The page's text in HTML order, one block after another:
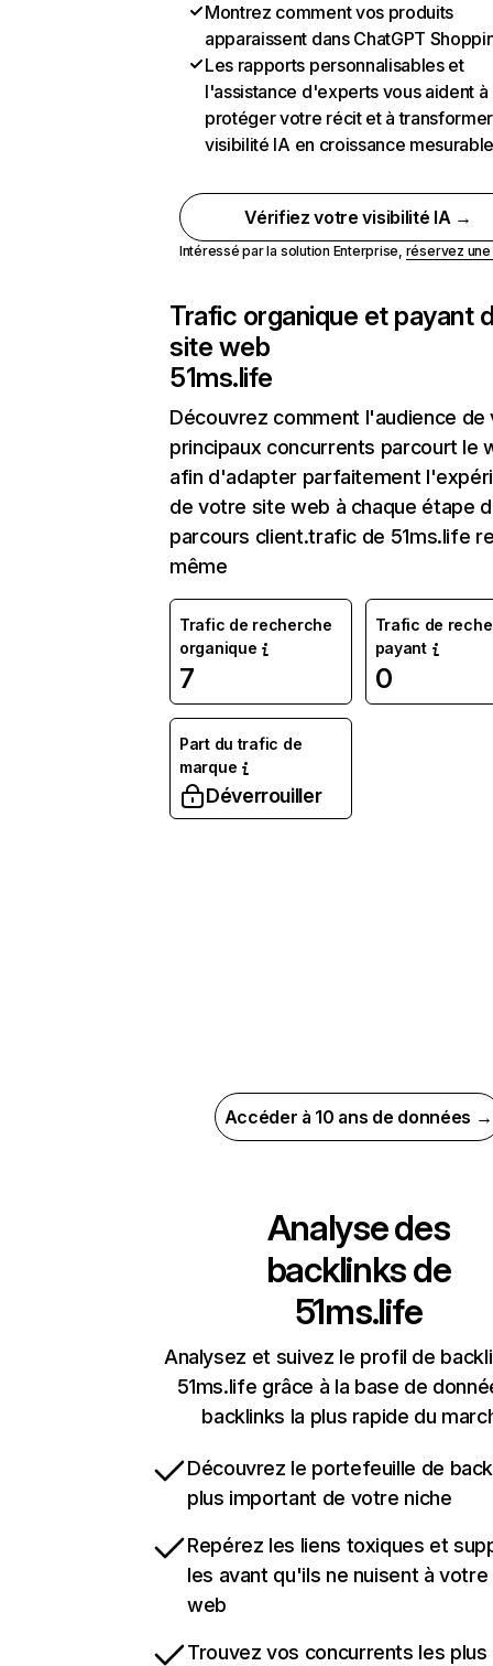
Montrez comment vos produits
apparaissent dans ChatGPT
Les rapports personnalisables et
l'assistance d'experts vous aident à
protéger votre récit et à
visibilité IA en croissance
Vérifiez votre visibilité IA →
Intéressé par la solution Enterprise, réservez
Trafic organique et payant
site web
51ms.life
Découvrez comment l'audience de
principaux concurrents parcourt le
afin d'adapter parfaitement
de votre site web à chaque étape
parcours client.trafic de 51ms.life
même
Trafic de recherche
organique
7
Trafic de
payant
0
Part du trafic de
marque
Déverrouiller
Accéder à 10 ans de données →
Analyse des
backlinks de
51ms.life
Analysez et suivez le profil de
51ms.life grâce à la base de
backlinks la plus rapide du
Découvrez le portefeuille de
plus important de votre niche
Repérez les liens toxiques et
les avant qu'ils ne nuisent à
web
Trouvez vos concurrents les